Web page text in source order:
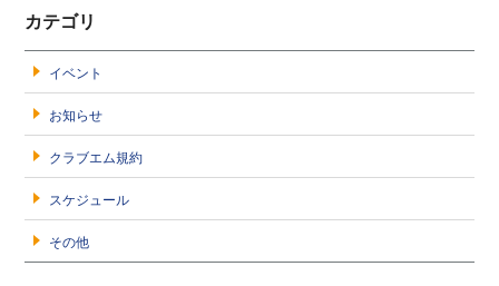
カテゴリ
イベント
お知らせ
クラブエム規約
スケジュール
その他